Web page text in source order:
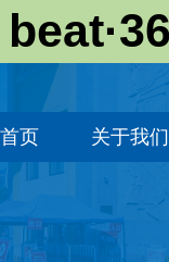
首页 关于我们